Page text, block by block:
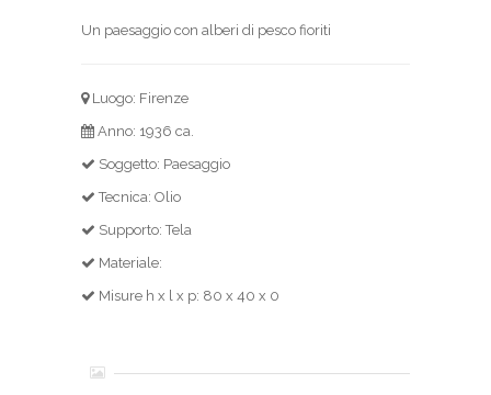
Un paesaggio con alberi di pesco fioriti
Luogo: Firenze
Anno: 1936 ca.
Soggetto: Paesaggio
Tecnica: Olio
Supporto: Tela
Materiale:
Misure h x l x p: 80 x 40 x 0